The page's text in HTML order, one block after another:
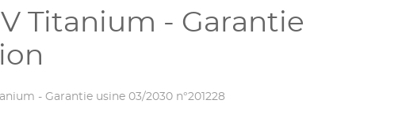
Titanium - Garantie
- Garantie usine 03/2030 n°201228